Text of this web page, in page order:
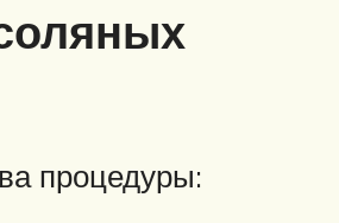
процедуры: